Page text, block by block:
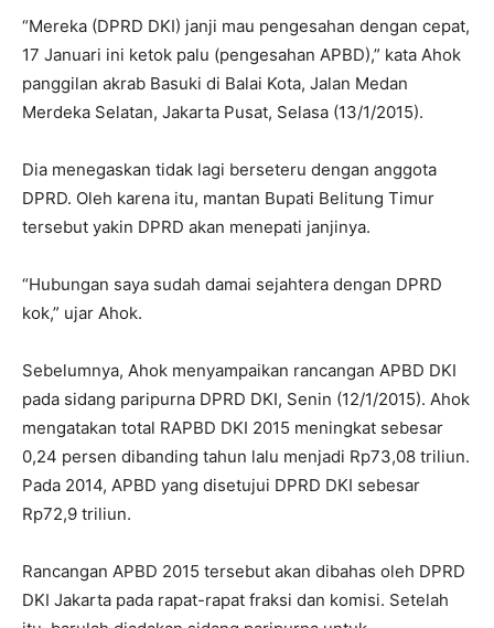
“‎Mereka (DPRD DKI) janji mau pengesahan dengan cepat,
17 Januari ini ketok palu (pengesahan APBD),” kata Ahok
panggilan akrab Basuki di Balai Kota, Jalan Medan
Merdeka Selatan, Jakarta Pusat, Selasa (13/1/2015).
Dia menegaskan tidak lagi berseteru dengan anggota
DPRD. Oleh karena itu, mantan Bupati Belitung Timur
tersebut yakin DPRD akan menepati janjinya.
“Hubungan saya sudah damai sejahtera dengan DPRD
kok,” ujar Ahok.
Sebelumnya, Ahok menyampaikan rancangan APBD DKI
pada sidang paripurna DPRD DKI, Senin (12/1/2015). Ahok
mengatakan total RAPBD DKI 2015 meningkat sebesar
0,24 persen dibanding tahun lalu menjadi Rp73,08 triliun.
Pada 2014, APBD yang disetujui DPRD DKI sebesar
Rp72,9 triliun.
Rancangan APBD 2015 tersebut akan dibahas oleh DPRD
DKI Jakarta pada rapat-rapat fraksi dan komisi. Setelah